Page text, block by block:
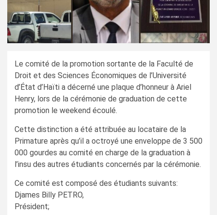
Le comité de la promotion sortante de la Faculté de
Droit et des Sciences Économiques de l’Université
d’État d’Haïti a décerné une plaque d’honneur à Ariel
Henry, lors de la cérémonie de graduation de cette
promotion le weekend écoulé.
Cette distinction a été attribuée au locataire de la
Primature après qu’il a octroyé une enveloppe de 3 500
000 gourdes au comité en charge de la graduation à
l’insu des autres étudiants concernés par la cérémonie.
Ce comité est composé des étudiants suivants:
Djames Billy PETRO,
Président;